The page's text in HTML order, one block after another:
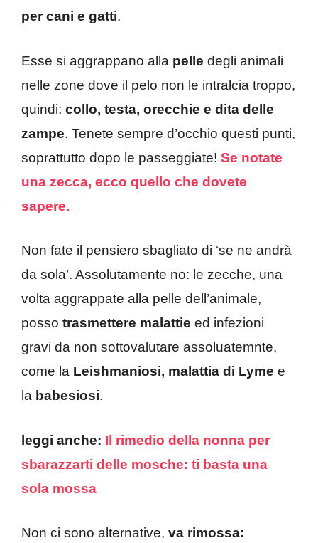
per cani e gatti.
Esse si aggrappano alla pelle degli animali
nelle zone dove il pelo non le intralcia troppo,
quindi: collo, testa, orecchie e dita delle
zampe. Tenete sempre d’occhio questi punti,
soprattutto dopo le passeggiate! Se notate
una zecca, ecco quello che dovete
sapere.
Non fate il pensiero sbagliato di ‘se ne andrà
da sola’. Assolutamente no: le zecche, una
volta aggrappate alla pelle dell’animale,
posso trasmettere malattie ed infezioni
gravi da non sottovalutare assoluatemnte,
come la Leishmaniosi, malattia di Lyme e
la babesiosi.
leggi anche: Il rimedio della nonna per
sbarazzarti delle mosche: ti basta una
sola mossa
Non ci sono alternative, va rimossa: